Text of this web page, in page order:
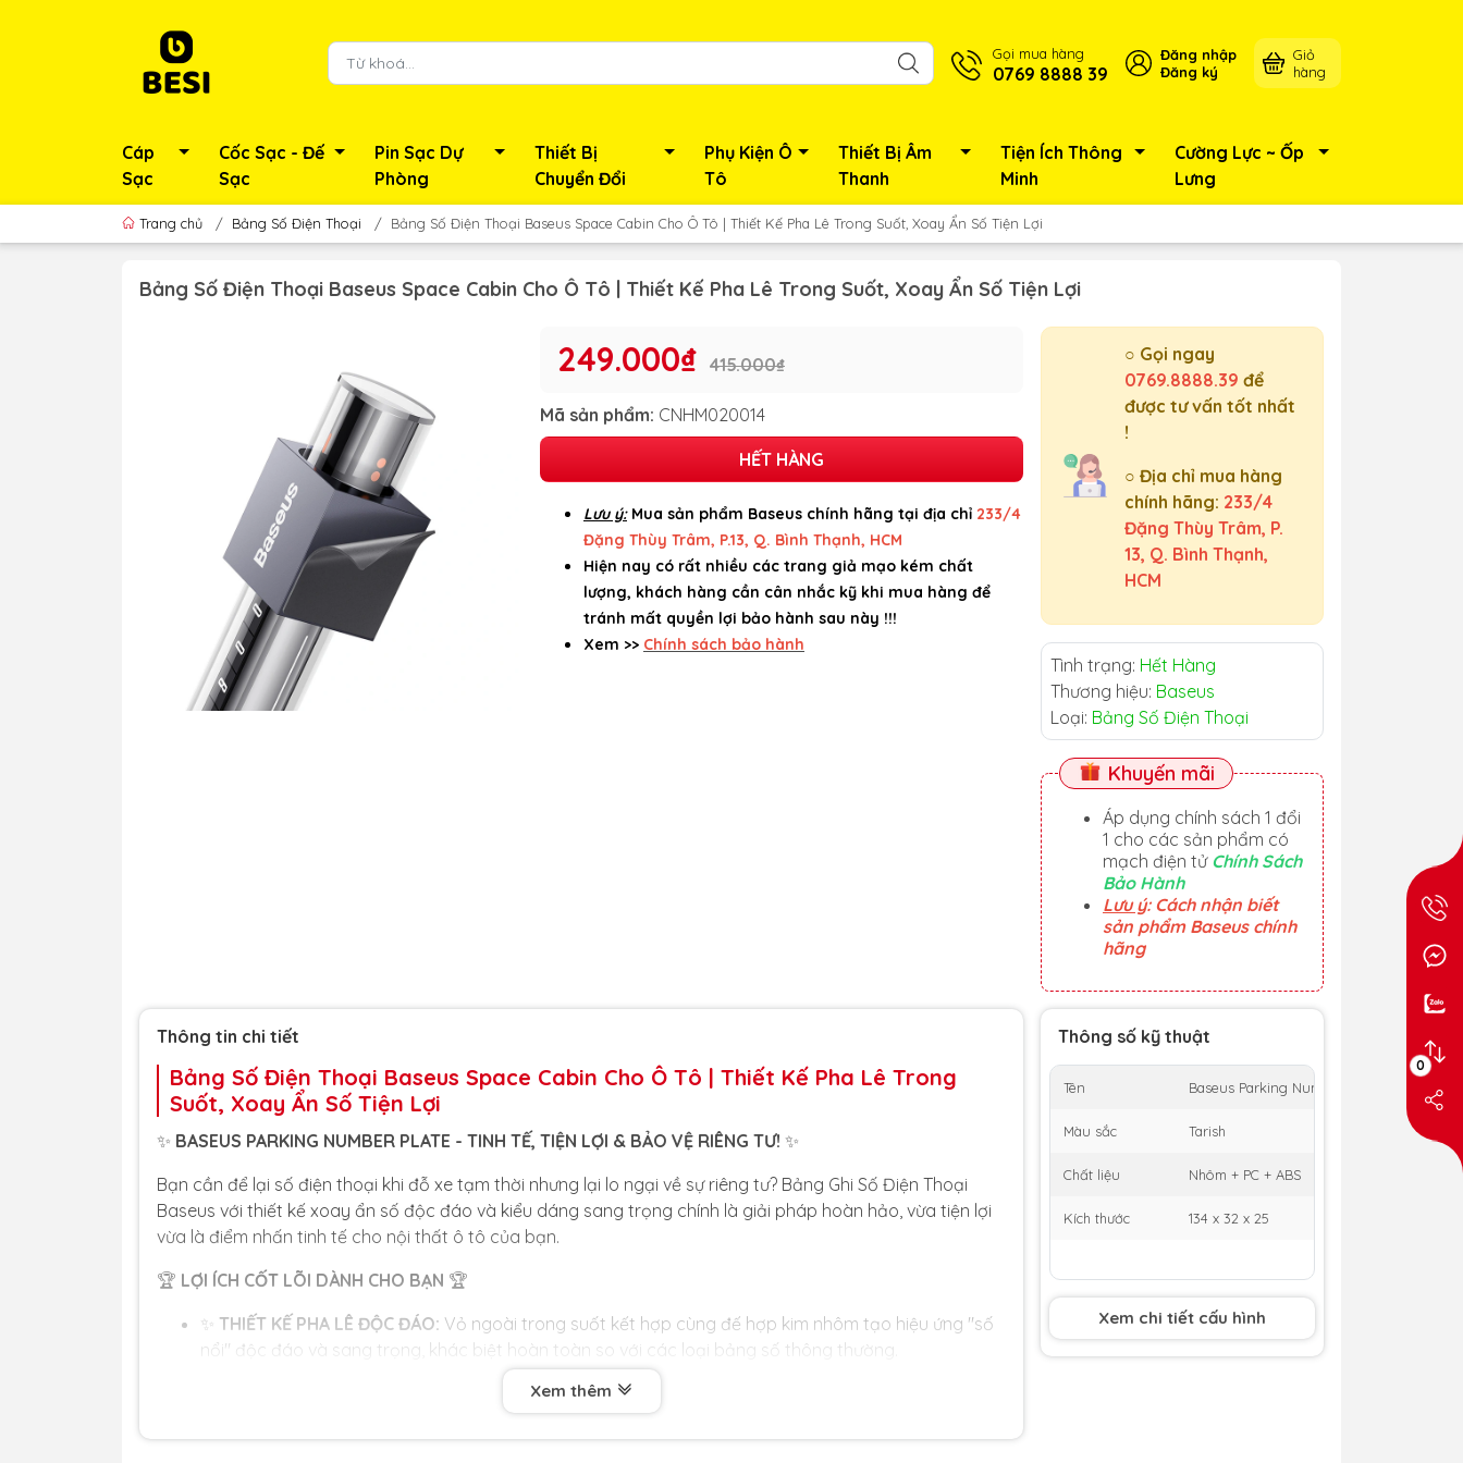
Gọi mua hàng
0769 8888 39
Đăng nhập
Đăng ký
Giỏ
hàng
Cáp
Sạc
Cốc Sạc - Đế
Sạc
Pin Sạc Dự
Phòng
Thiết Bị
Chuyển Đổi
Phụ Kiện Ô
Tô
Thiết Bị Âm
Thanh
Tiện Ích Thông
Minh
Cường Lực ~ Ốp
Lưng
Trang chủ / Bảng Số Điện Thoại / Bảng Số Điện Thoại Baseus Space Cabin Cho Ô Tô | Thiết Kế Pha Lê Trong Suốt, Xoay Ẩn Số Tiện Lợi
Bảng Số Điện Thoại Baseus Space Cabin Cho Ô Tô | Thiết Kế Pha Lê Trong Suốt, Xoay Ẩn Số Tiện Lợi
249.000₫ 415.000₫
Mã sản phẩm: CNHM020014
HẾT HÀNG
Lưu ý: Mua sản phẩm Baseus chính hãng tại địa chỉ 233/4
Đặng Thùy Trâm, P.13, Q. Bình Thạnh, HCM
Hiện nay có rất nhiều các trang giả mạo kém chất
lượng, khách hàng cần cân nhắc kỹ khi mua hàng để
tránh mất quyền lợi bảo hành sau này !!!
Xem >> Chính sách bảo hành
0
○ Gọi ngay
0769.8888.39 để
được tư vấn tốt nhất
!
○ Địa chỉ mua hàng
chính hãng: 233/4
Đặng Thùy Trâm, P.
13, Q. Bình Thạnh,
HCM
Tình trạng: Hết Hàng
Thương hiệu: Baseus
Loại: Bảng Số Điện Thoại
Khuyến mãi
Áp dụng chính sách 1 đổi
1 cho các sản phẩm có
mạch điện tử Chính Sách
Bảo Hành
Lưu ý: Cách nhận biết
sản phẩm Baseus chính
hãng
Thông số kỹ thuật
Tên Baseus Parking Number Plate Tint
Màu sắc Tarish
Chất liệu Nhôm + PC + ABS
Kích thước 134 x 32 x 25
Xem chi tiết cấu hình
Thông tin chi tiết
Bảng Số Điện Thoại Baseus Space Cabin Cho Ô Tô | Thiết Kế Pha Lê Trong
Suốt, Xoay Ẩn Số Tiện Lợi
✨ BASEUS PARKING NUMBER PLATE - TINH TẾ, TIỆN LỢI & BẢO VỆ RIÊNG TƯ! ✨
Bạn cần để lại số điện thoại khi đỗ xe tạm thời nhưng lại lo ngại về sự riêng tư? Bảng Ghi Số Điện Thoại
Baseus với thiết kế xoay ẩn số độc đáo và kiểu dáng sang trọng chính là giải pháp hoàn hảo, vừa tiện lợi
vừa là điểm nhấn tinh tế cho nội thất ô tô của bạn.
🏆 LỢI ÍCH CỐT LÕI DÀNH CHO BẠN 🏆
✨ THIẾT KẾ PHA LÊ ĐỘC ĐÁO: Vỏ ngoài trong suốt kết hợp cùng đế hợp kim nhôm tạo hiệu ứng "số
nổi" độc đáo và sang trọng, khác biệt hoàn toàn so với các loại bảng số thông thường.
Chỉ cần một thao tác xoay nhẹ, bạn có thể dễ dàng ẩn đi số
điện thoại của mình khi không cần hiển thị, bảo vệ thông tin cá nhân khỏi những ánh nhìn không
mong muốn.
Xem thêm